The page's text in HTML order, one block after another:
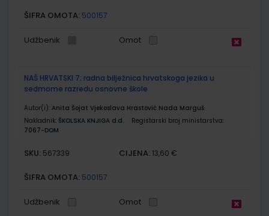
ŠIFRA OMOTA: 500157
Udžbenik Omot
NAŠ HRVATSKI 7; radna bilježnica hrvatskoga jezika u
sedmome razredu osnovne škole
Autor(i): Anita Šojat Vjekoslava Hrastović Nada Marguš
Nakladnik: ŠKOLSKA KNJIGA d.d.
Registarski broj ministarstva:
7067-DOM
SKU: 567339 CIJENA: 13,60 €
ŠIFRA OMOTA: 500157
Udžbenik Omot